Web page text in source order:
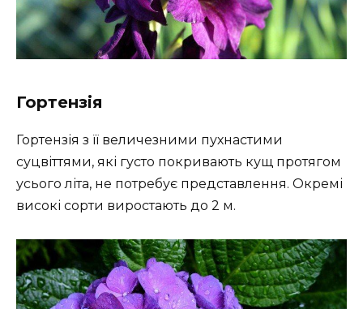
Гортензія
Гортензія з її величезними пухнастими
суцвіттями, які густо покривають кущ протягом
усього літа, не потребує представлення. Окремі
високі сорти виростають до 2 м.